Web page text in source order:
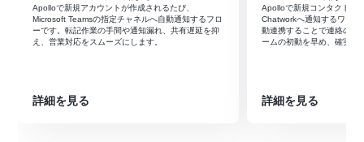
最後に、オペレーションでOutlookの「メールを送る」ア
クションを設定し、コンタクト作成の旨を通知するメー
ルが送信されるように設定します。
※「トリガー」：フロー起動のきっかけとなるアクション、「オ
ペレーション」：トリガー起動後、フロー内で処理を行うアク
Apolloで新規アカウントが作成されるたび、
Microsoft Teamsの指定チャネルへ自動通知するフロ
ーです。転記作業の手間や通知漏れ、共有遅延を抑
え、営業対応をスムーズにします。
詳細を見る
Apolloで新規コンタクトが
Chatworkへ通知するワー
動連携することで連絡の遅
ームの初動を早め、確実な
詳細を見る